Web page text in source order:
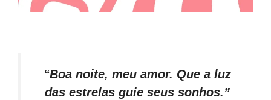
“Boa noite, meu amor. Que a luz
das estrelas guie seus sonhos.”